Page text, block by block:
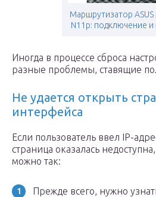
Маршрутизатор ASUS
N11p: подключение и
Иногда в процессе сброса
разные проблемы, ставящие
Не удается открыть
интерфейса
Если пользователь ввел IP-
страница оказалась
можно так:
Прежде всего, нужно